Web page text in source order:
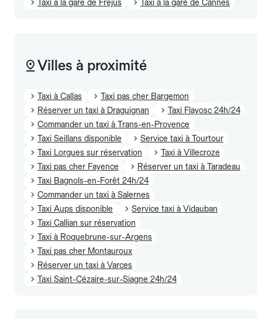
Taxi à la gare de Frejus Taxi à la gare de Cannes
Villes à proximité
Taxi à Callas
Taxi pas cher Bargemon
Réserver un taxi à Draguignan
Taxi Flayosc 24h/24
Commander un taxi à Trans-en-Provence
Taxi Seillans disponible
Service taxi à Tourtour
Taxi Lorgues sur réservation
Taxi à Villecroze
Taxi pas cher Fayence
Réserver un taxi à Taradeau
Taxi Bagnols-en-Forêt 24h/24
Commander un taxi à Salernes
Taxi Aups disponible
Service taxi à Vidauban
Taxi Callian sur réservation
Taxi à Roquebrune-sur-Argens
Taxi pas cher Montauroux
Réserver un taxi à Varces
Taxi Saint-Cézaire-sur-Siagne 24h/24